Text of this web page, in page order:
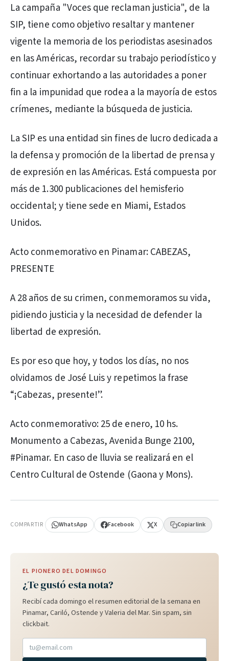
La campaña "Voces que reclaman justicia", de la
SIP, tiene como objetivo resaltar y mantener
vigente la memoria de los periodistas asesinados
en las Américas, recordar su trabajo periodístico y
continuar exhortando a las autoridades a poner
fin a la impunidad que rodea a la mayoría de estos
crímenes, mediante la búsqueda de justicia.
La SIP es una entidad sin fines de lucro dedicada a
la defensa y promoción de la libertad de prensa y
de expresión en las Américas. Está compuesta por
más de 1.300 publicaciones del hemisferio
occidental; y tiene sede en Miami, Estados
Unidos.
Acto conmemorativo en Pinamar: CABEZAS,
PRESENTE
A 28 años de su crimen, conmemoramos su vida,
pidiendo justicia y la necesidad de defender la
libertad de expresión.
Es por eso que hoy, y todos los días, no nos
olvidamos de José Luis y repetimos la frase
“¡Cabezas, presente!”.
Acto conmemorativo: 25 de enero, 10 hs.
Monumento a Cabezas, Avenida Bunge 2100,
#Pinamar. En caso de lluvia se realizará en el
Centro Cultural de Ostende (Gaona y Mons).
COMPARTIR WhatsApp Facebook X Copiar link
EL PIONERO DEL DOMINGO
¿Te gustó esta nota?
Recibí cada domingo el resumen editorial de la semana en
Pinamar, Cariló, Ostende y Valeria del Mar. Sin spam, sin
clickbait.